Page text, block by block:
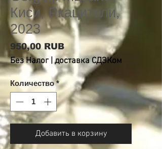
Киси, Ркацители,
2023
950,00 RUBЦена
Без Налог|доставка СДЭКом
Количество *
Добавить в корзину